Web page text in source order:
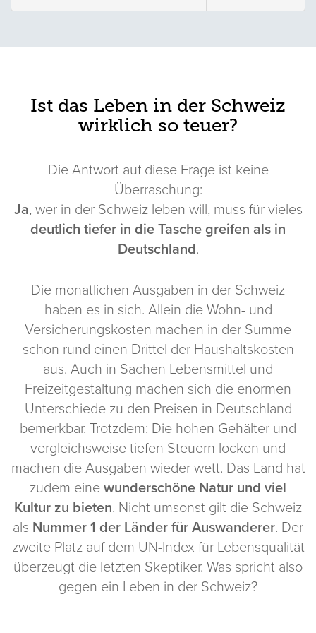
Ist das Leben in der Schweiz
wirklich so teuer?
Die Antwort auf diese Frage ist keine
Überraschung:
Ja, wer in der Schweiz leben will, muss für vieles
deutlich tiefer in die Tasche greifen als in
Deutschland.
Die monatlichen Ausgaben in der Schweiz
haben es in sich. Allein die Wohn- und
Versicherungskosten machen in der Summe
schon rund einen Drittel der Haushaltskosten
aus. Auch in Sachen Lebensmittel und
Freizeitgestaltung machen sich die enormen
Unterschiede zu den Preisen in Deutschland
bemerkbar. Trotzdem: Die hohen Gehälter und
vergleichsweise tiefen Steuern locken und
machen die Ausgaben wieder wett. Das Land hat
zudem eine wunderschöne Natur und viel
Kultur zu bieten. Nicht umsonst gilt die Schweiz
als Nummer 1 der Länder für Auswanderer. Der
zweite Platz auf dem UN-Index für Lebensqualität
überzeugt die letzten Skeptiker. Was spricht also
gegen ein Leben in der Schweiz?